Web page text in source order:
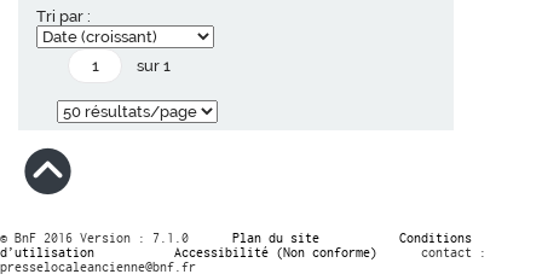
Tri par :
sur 1
© BnF 2016 Version : 7.1.0 Plan du site
Conditions
d’utilisation
Accessibilité (Non conforme)
contact :
presselocaleancienne@bnf.fr